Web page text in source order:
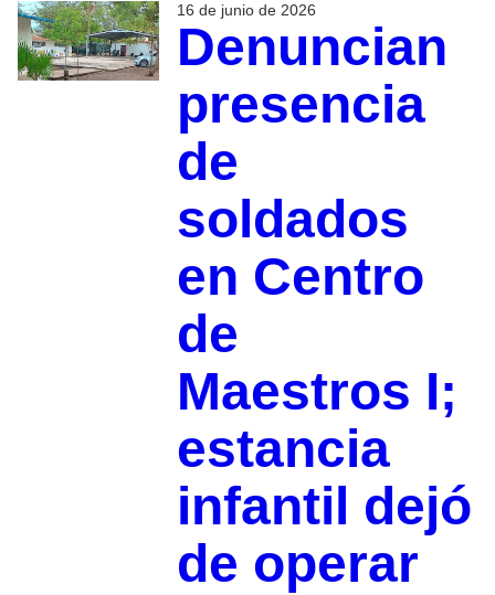
16 de junio de 2026
Denuncian
presencia
de
soldados
en Centro
de
Maestros I;
estancia
infantil dejó
de operar